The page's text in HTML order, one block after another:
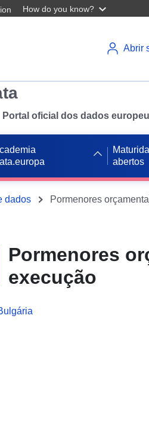
How do you know?
Abrir
Portal oficial dos dados
abertos
dados Pormenores
Pormenores
execução